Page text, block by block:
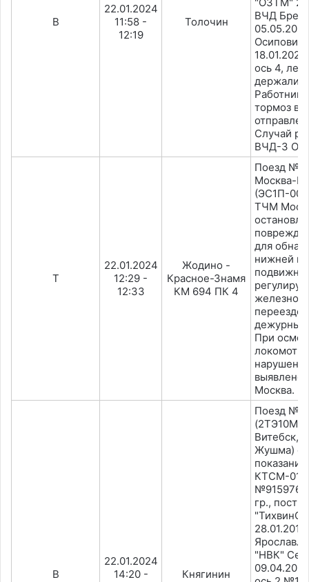
В
22.01.2024
11:58 -
12:19
Толочин
ВЧД
ось 4,
держали
тормоз
Случай
ВЧД-3
Т
22.01.2024
12:29 -
12:33
Жодино -
Красное-Знамя
КМ 694 ПК 4
Поезд
Москва-
(ЭС1П-
ТЧМ
для
нижней
переезде
дежурным
При
Москва.
В
22.01.2024
14:20 -
Княгинин
Поезд
Витебск,
Жушма)
КТСМ-
гр.,
"НВК"